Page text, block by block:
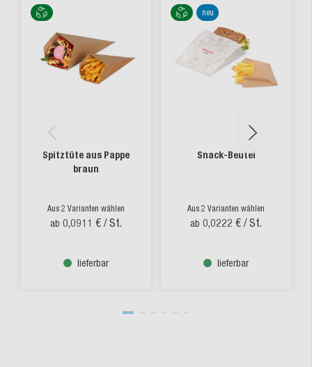
Spitztüte aus Pappe
braun
Aus 2 Varianten wählen
ab 0,0911 € / St.
lieferbar
neu
Snack-Beutel
Aus 2 Varianten wählen
ab 0,0222 € / St.
lieferbar